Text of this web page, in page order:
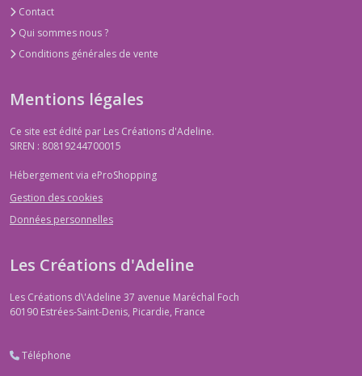
Contact
Qui sommes nous ?
Conditions générales de vente
Mentions légales
Ce site est édité par Les Créations d'Adeline.
SIREN : 80819244700015
Hébergement via eProShopping
Gestion des cookies
Données personnelles
Les Créations d'Adeline
Les Créations d\'Adeline 37 avenue Maréchal Foch
60190 Estrées-Saint-Denis, Picardie, France
Téléphone